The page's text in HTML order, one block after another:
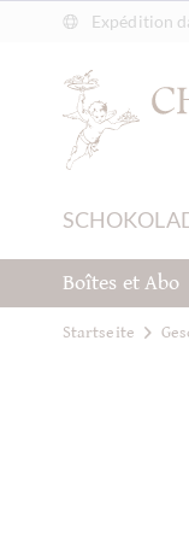
Expédition
Boîtes et Abo
Startseite